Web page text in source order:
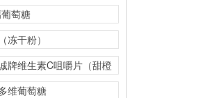
萄糖
冻干粉）
牌维生素C咀嚼片（甜橙
维葡萄糖